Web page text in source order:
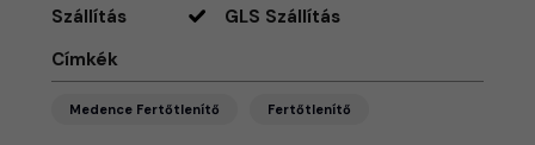
Szállítás
GLS Szállítás
Címkék
Medence Fertőtlenítő Fertőtlenítő